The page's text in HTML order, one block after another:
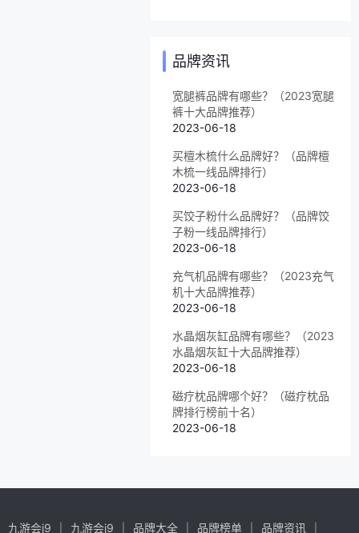
品牌资讯
宽腿裤品牌有哪些？（2023宽腿
裤十大品牌推荐）
2023-06-18
买檀木梳什么品牌好？（品牌檀
木梳一线品牌排行）
2023-06-18
买饺子粉什么品牌好？（品牌饺
子粉一线品牌排行）
2023-06-18
充气机品牌有哪些？（2023充气
机十大品牌推荐）
2023-06-18
水晶烟灰缸品牌有哪些？（2023
水晶烟灰缸十大品牌推荐）
2023-06-18
磁疗枕品牌哪个好？（磁疗枕品
牌排行榜前十名）
2023-06-18
九游会j9 九游会j9 品牌大全 品牌榜单 品牌资讯